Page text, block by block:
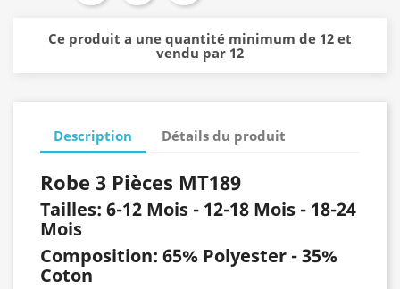
Ce produit a une quantité minimum de 12 et
vendu par 12
Description Détails du produit
Robe 3 Pièces MT189
Tailles: 6-12 Mois - 12-18 Mois - 18-24
Mois
Composition: 65% Polyester - 35%
Coton